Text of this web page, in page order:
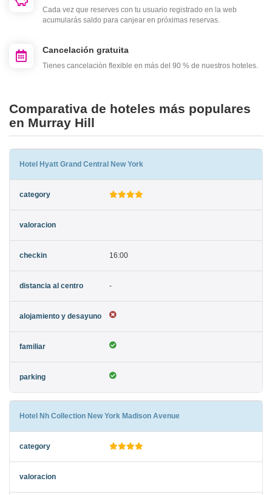
Cada vez que reserves con tu usuario registrado en la web
acumularás saldo para canjear en próximas reservas.
Cancelación gratuita
Tienes cancelación flexible en más del 90 % de nuestros hoteles.
Comparativa de hoteles más populares
en Murray Hill
Hotel Hyatt Grand Central New York
16:00
-
Hotel Nh Collection New York Madison Avenue